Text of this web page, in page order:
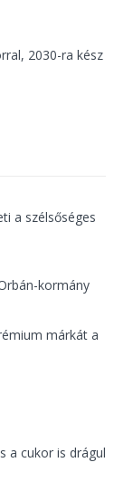
2030-ra kész
a szélsőséges
kormány
márkát a
a cukor is drágul